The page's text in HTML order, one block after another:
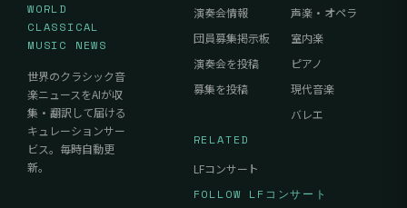
WORLD
CLASSICAL
MUSIC NEWS
世界のクラシック音
楽ニュースをAIが収
集・翻訳して届ける
キュレーションサー
ビス。毎時自動更
新。
演奏会情報
団員募集掲示板
演奏会を投稿
募集を投稿
声楽・オペラ
室内楽
ピアノ
現代音楽
バレエ
RELATED
LFコンサート
FOLLOW LFコンサート